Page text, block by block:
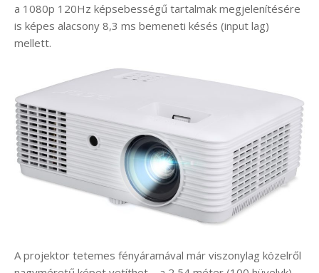
a 1080p 120Hz képsebességű tartalmak megjelenítésére
is képes alacsony 8,3 ms bemeneti késés (input lag)
mellett.
A projektor tetemes fényáramával már viszonylag közelről